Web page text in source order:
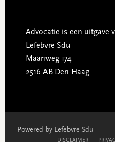
Advocatie is een uitgave
Lefebvre Sdu
Maanweg 174
2516 AB Den Haag
Powered by Lefebvre Sdu
DISCLAIMER